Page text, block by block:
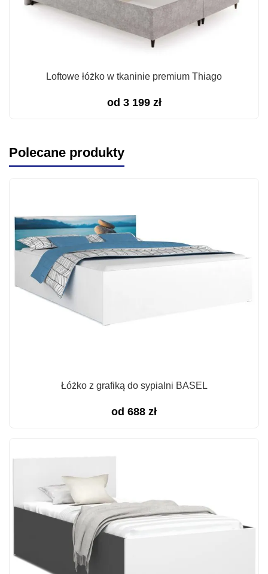
Loftowe łóżko w tkaninie premium Thiago
od 3 199 zł
Polecane produkty
Łóżko z grafiką do sypialni BASEL
od 688 zł